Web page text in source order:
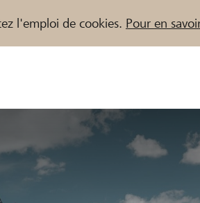
l'emploi de cookies. Pour en